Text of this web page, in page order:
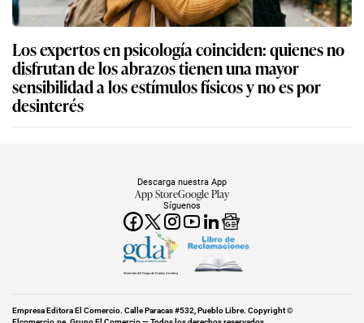
Los expertos en psicología coinciden: quienes no
disfrutan de los abrazos tienen una mayor
sensibilidad a los estímulos físicos y no es por
desinterés
Síguenos
Descarga nuestra App
App StoreGoogle Play
Miembro del Grupo de Diarios América
Empresa Editora El Comercio. Calle Paracas #532, Pueblo Libre. Copyright ©